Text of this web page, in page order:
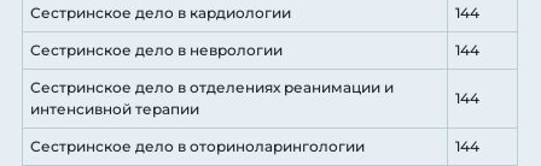
Сестринское дело в кардиологии 144
Сестринское дело в неврологии 144
Сестринское дело в отделениях реанимации и
интенсивной терапии
144
Сестринское дело в оториноларингологии 144